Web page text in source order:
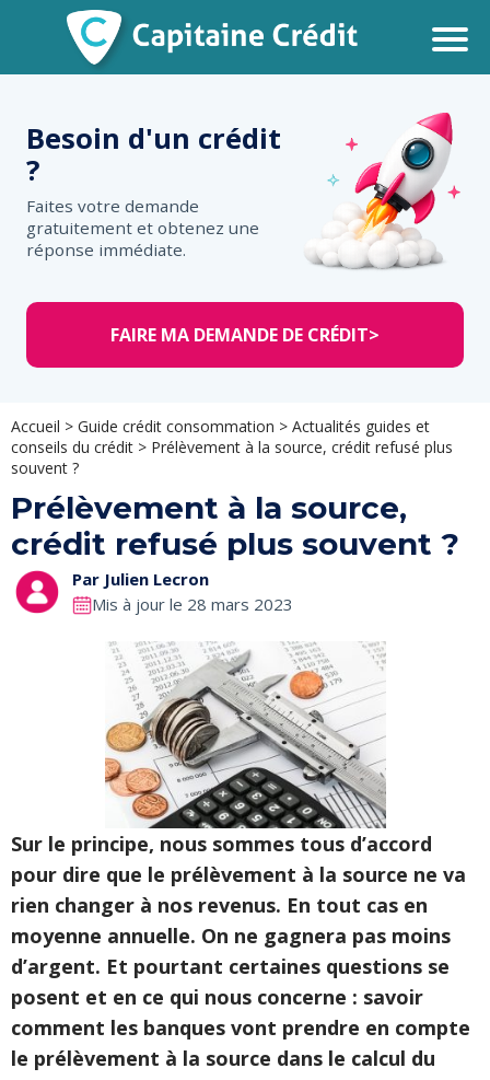
Besoin d'un crédit
?
Faites votre demande
gratuitement et obtenez une
réponse immédiate.
FAIRE MA DEMANDE DE CRÉDIT>
Accueil > Guide crédit consommation > Actualités guides et
conseils du crédit > Prélèvement à la source, crédit refusé plus
souvent ?
Prélèvement à la source,
crédit refusé plus souvent ?
Par Julien Lecron
Mis à jour le 28 mars 2023
Sur le principe, nous sommes tous d’accord
pour dire que le prélèvement à la source ne va
rien changer à nos revenus. En tout cas en
moyenne annuelle. On ne gagnera pas moins
d’argent. Et pourtant certaines questions se
posent et en ce qui nous concerne : savoir
comment les banques vont prendre en compte
le prélèvement à la source dans le calcul du